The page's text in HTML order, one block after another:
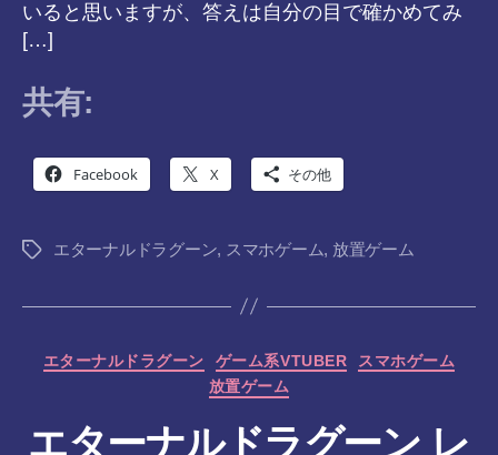
いると思いますが、答えは自分の目で確かめてみ
[…]
共有:
Facebook X その他
タ
エターナルドラグーン, スマホゲーム, 放置ゲーム
カ
テ
ゴ
リ
エターナルドラグーン ゲーム系VTUBER
スマホゲーム
放置ゲーム
エターナルドラグーン レ